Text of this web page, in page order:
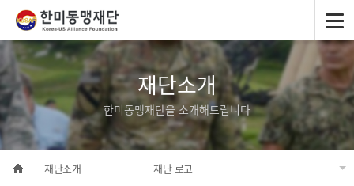
재단소개
한미동맹재단을 소개해드립니다
재단소개 재단 로고